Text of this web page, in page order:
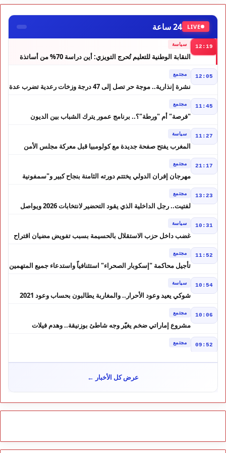
LIVE 24 ساعة
12:19 سياسة
النقابة الوطنية للتعليم تُحرج التويزي: أين دراسة 70% من أساتذة
12:05 مجتمع
نشرة إنذارية.. موجة حر تصل إلى 47 درجة وزخات رعدية تضرب عدة
11:45 مجتمع
"فرصة" أم "ورطة"؟.. برنامج عمور يترك الشباب بين الديون
11:27 سياسة
المغرب يفتح صفحة جديدة مع كولومبيا قبل معركة مجلس الأمن
21:17 مجتمع
مهرجان إفران الدولي يختتم دورته الثامنة بنجاح كبير و"سمفونية
13:23 مجتمع
لفتيت.. رجل الداخلية الذي يقود التحضير لانتخابات 2026 ويواصل
10:31 سياسة
غضب داخل حزب الاستقلال بالحسيمة بسبب تفويض مضيان اقتراح
11:52 مجتمع
تأجيل محاكمة "إسكوبار الصحراء" استئنافياً واستدعاء جميع المتهمين
10:54 سياسة
شوكي يعيد وعود الأحرار.. والمغاربة يطالبون بحساب وعود 2021
10:06 مجتمع
مشروع إماراتي ضخم يغيّر وجه شاطئ بوزنيقة.. وهدم فيلات
09:52 مجتمع
الضحايا
المغرب
09:43 خارج الحدود
احتقان بمستشفى ابن سينا بسبب الأجور
عرض كل الأخبار ←